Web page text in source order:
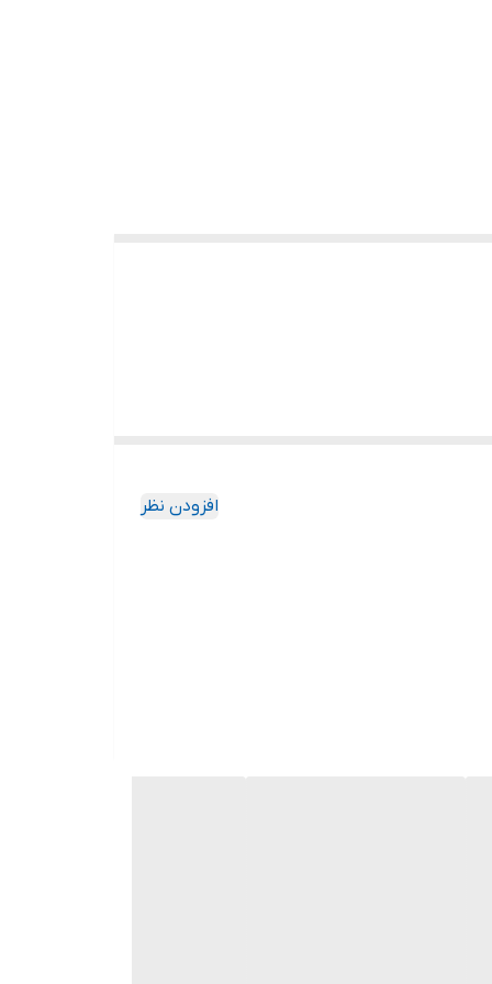
افزودن نظر